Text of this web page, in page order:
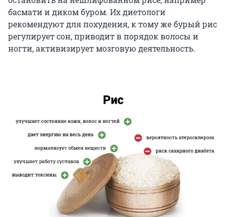
басмати и диком буром. Их диетологи
рекомендуют для похудения, к тому же бурый рис
регулирует сон, приводит в порядок волосы и
ногти, активизирует мозговую деятельность.